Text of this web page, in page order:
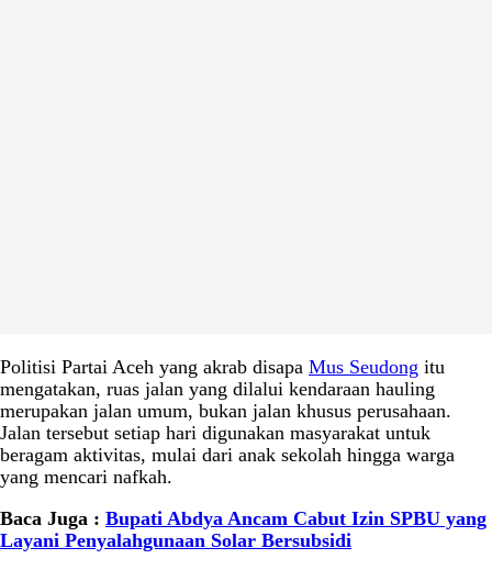
Politisi Partai Aceh yang akrab disapa Mus Seudong itu
mengatakan, ruas jalan yang dilalui kendaraan hauling
merupakan jalan umum, bukan jalan khusus perusahaan.
Jalan tersebut setiap hari digunakan masyarakat untuk
beragam aktivitas, mulai dari anak sekolah hingga warga
yang mencari nafkah.
Baca Juga : Bupati Abdya Ancam Cabut Izin SPBU yang
Layani Penyalahgunaan Solar Bersubsidi